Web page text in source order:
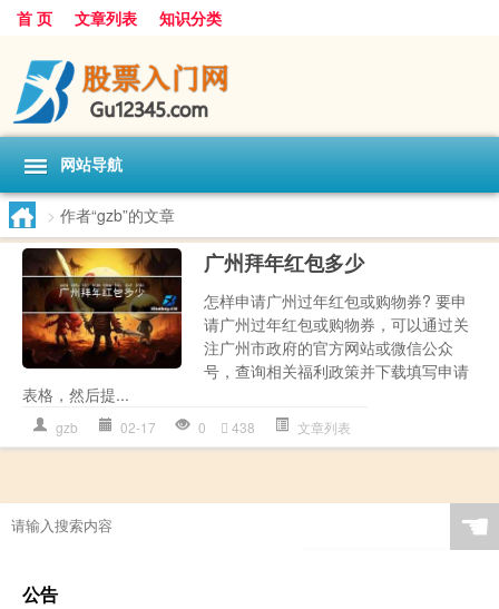
首 页 文章列表 知识分类
网站导航
> 作者“gzb”的文章
广州拜年红包多少
怎样申请广州过年红包或购物券? 要申
请广州过年红包或购物券，可以通过关
注广州市政府的官方网站或微信公众
号，查询相关福利政策并下载填写申请
表格，然后提...
gzb 02-17 0 438 文章列表
☚
公告